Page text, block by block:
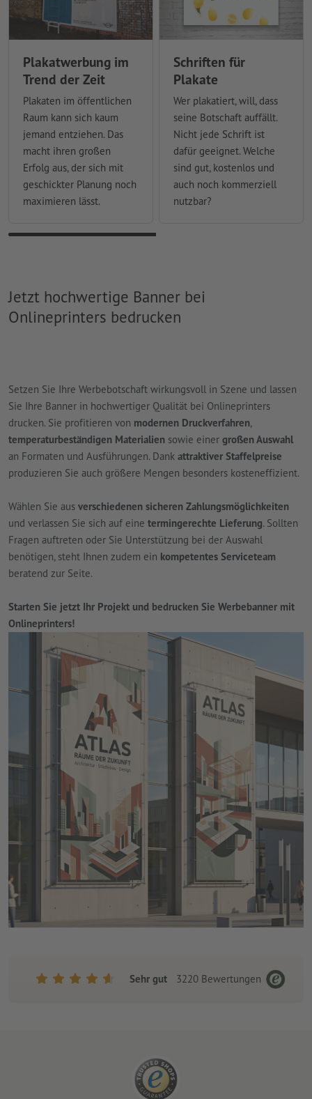
Sehr gut 3220Bewertungen
Plakatwerbung im
Trend der Zeit
Plakaten im öffentlichen
Raum kann sich kaum
jemand entziehen. Das
macht ihren großen
Erfolg aus, der sich mit
geschickter Planung noch
maximieren lässt.
Schriften für
Plakate
Wer plakatiert, will, dass
seine Botschaft auffällt.
Nicht jede Schrift ist
dafür geeignet. Welche
sind gut, kostenlos und
auch noch kommerziell
nutzbar?
Jetzt hochwertige Banner bei
Onlineprinters bedrucken
Setzen Sie Ihre Werbebotschaft wirkungsvoll in Szene und lassen
Sie Ihre Banner in hochwertiger Qualität bei Onlineprinters
drucken. Sie profitieren von modernen Druckverfahren,
temperaturbeständigen Materialien sowie einer großen Auswahl
an Formaten und Ausführungen. Dank attraktiver Staffelpreise
produzieren Sie auch größere Mengen besonders kosteneffizient.
Wählen Sie aus verschiedenen sicheren Zahlungsmöglichkeiten
und verlassen Sie sich auf eine termingerechte Lieferung. Sollten
Fragen auftreten oder Sie Unterstützung bei der Auswahl
benötigen, steht Ihnen zudem ein kompetentes Serviceteam
beratend zur Seite.
Starten Sie jetzt Ihr Projekt und bedrucken Sie Werbebanner mit
Onlineprinters!